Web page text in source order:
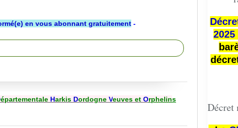
en vous abonnant gratuitement -
épartementale Harkis Dordogne Veuves et Orphelins
2025
Décret